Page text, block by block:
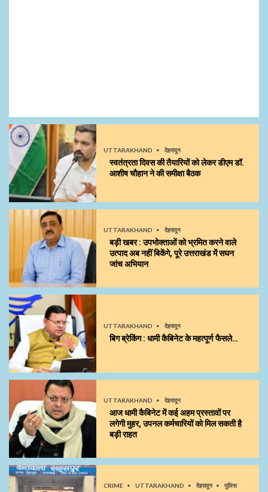
UTTARAKHAND देहरादून
स्वतंत्रता दिवस की तैयारियों को लेकर डीएम डॉ.
आशीष चौहान ने की समीक्षा बैठक
UTTARAKHAND देहरादून
बड़ी खबर : उपभोक्ताओं को भ्रमित करने वाले
उत्पाद अब नहीं बिकेंगे, पूरे उत्तराखंड में सघन
जांच अभियान
UTTARAKHAND देहरादून
बिग ब्रेकिंग : धामी कैबिनेट के महत्पूर्ण फैसले…
UTTARAKHAND देहरादून
आज धामी कैबिनेट में कई अहम प्रस्तावों पर
लगेगी मुहर, उपनल कर्मचारियों को मिल सकती है
बड़ी राहत
CRIME UTTARAKHAND देहरादून पुलिस